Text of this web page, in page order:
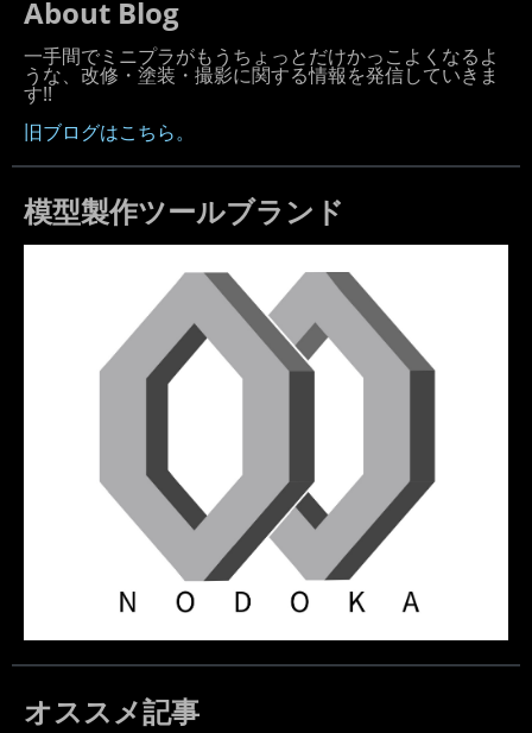
About Blog
一手間でミニプラがもうちょっとだけかっこよくなるよ
うな、改修・塗装・撮影に関する情報を発信していきま
す!!
旧ブログはこちら。
模型製作ツールブランド
オススメ記事